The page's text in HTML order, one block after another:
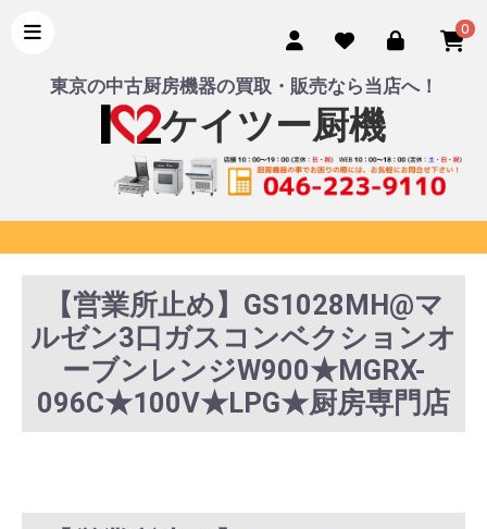
0
東京の中古厨房機器の買取・販売なら当店へ！
ケイツー厨機
【営業所止め】GS1028MH@マ
ルゼン3口ガスコンベクションオ
ーブンレンジW900★MGRX-
096C★100V★LPG★厨房専門店